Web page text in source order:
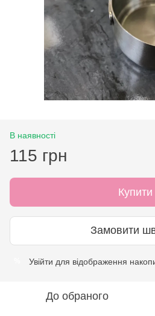
В наявності
115 грн
Купити
Замовити
Увійти для відображення
До обраного